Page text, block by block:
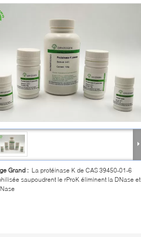
Grand : La protéinase K de CAS 39450-01-6
saupoudrent le rProK éliminent la DNase et